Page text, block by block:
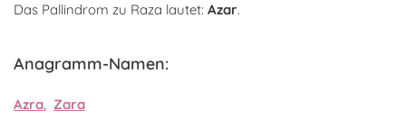
Das Pallindrom zu Raza lautet: Azar.
Anagramm-Namen:
Azra, Zara